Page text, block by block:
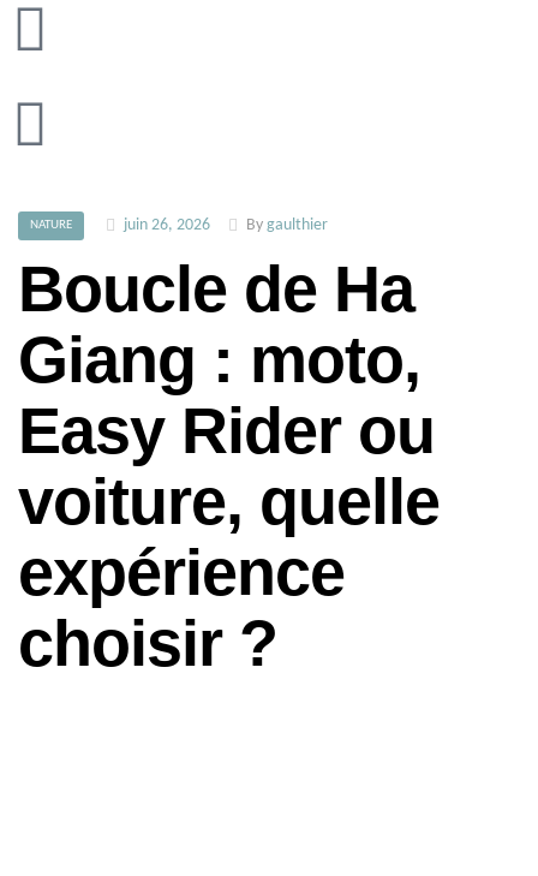
NATURE juin 26, 2026 By gaulthier
Boucle de Ha
Giang : moto,
Easy Rider ou
voiture, quelle
expérience
choisir ?